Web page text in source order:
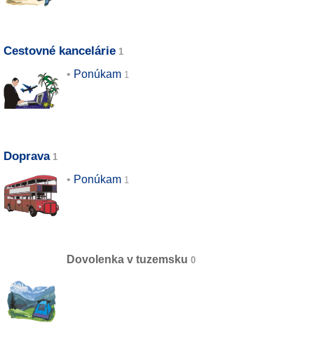
Cestovné kancelárie
Ponúkam
Doprava
Ponúkam
Dovolenka v tuzemsku